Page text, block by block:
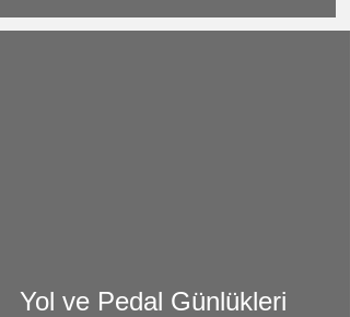
Yol ve Pedal Günlükleri